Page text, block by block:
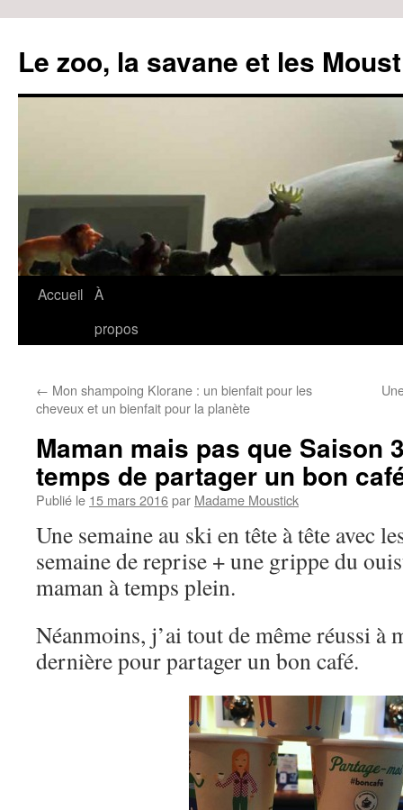
Le zoo, la savane et les
Aller
Accueil À
propos
← Mon shampoing Klorane : un bienfait pour les
cheveux et un bienfait pour la planète
Maman mais pas que Saison
temps de partager un bon
Publié le 15 mars 2016par Madame Moustick
Une semaine au ski en tête à tête avec
semaine de reprise + une grippe du
maman à temps plein.
Néanmoins, j’ai tout de même réussi à
dernière pour partager un bon café.